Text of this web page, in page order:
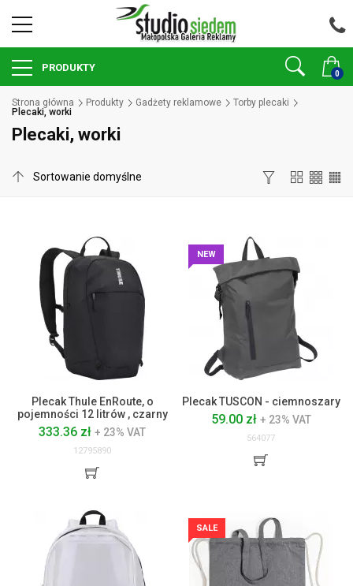
0
PRODUKTY
Strona główna Produkty Gadżety reklamowe
Torby plecaki
Plecaki, worki
Plecaki, worki
Plecak Thule EnRoute, o
pojemności 12 litrów , czarny
333.36 zł + 23% VAT
12795890
NEW
Plecak TUSCON - ciemnoszary
59.00 zł + 23% VAT
564077
SALE